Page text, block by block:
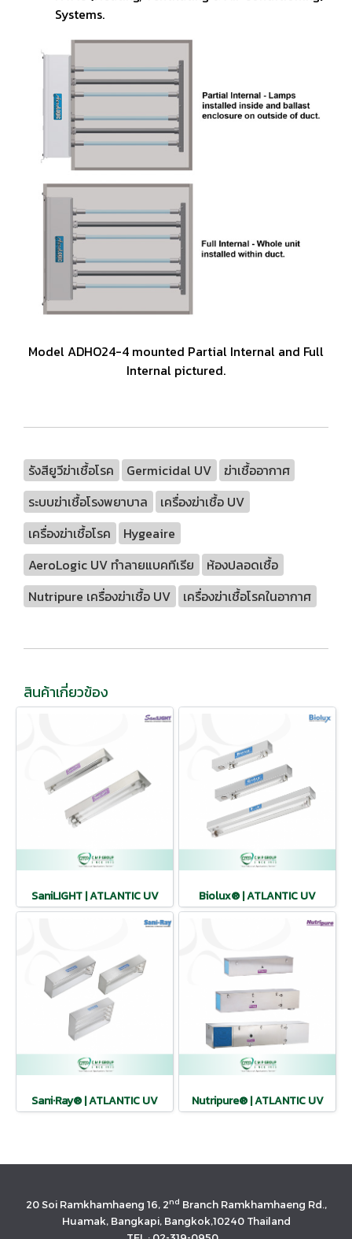
Systems.
Model ADHO24-4 mounted Partial Internal and Full
Internal pictured.
รังสียูวีฆ่าเชื้อโรค Germicidal UV
ฆ่าเชื้ออากาศ
ระบบฆ่าเชื้อโรงพยาบาล
เครื่องฆ่าเชื้อ UV
เครื่องฆ่าเชื้อโรค
Hygeaire
AeroLogic UV ทำลายแบคทีเรีย
ห้องปลอดเชื้อ
Nutripure เครื่องฆ่าเชื้อ UV
เครื่องฆ่าเชื้อโรคในอากาศ
สินค้าเกี่ยวข้อง
SaniLIGHT | ATLANTIC UV Biolux® | ATLANTIC UV
Sani·Ray® | ATLANTIC UV Nutripure® | ATLANTIC UV
20 Soi Ramkhamhaeng 16, 2nd Branch Ramkhamhaeng Rd.,
Huamak, Bangkapi, Bangkok,10240 Thailand